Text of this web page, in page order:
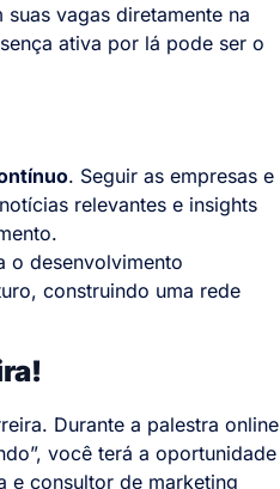
vagas diretamente na
ativa por lá pode ser o
. Seguir as empresas e
relevantes e insights
o desenvolvimento
construindo uma rede
Durante a palestra online
você terá a oportunidade
e consultor de marketing